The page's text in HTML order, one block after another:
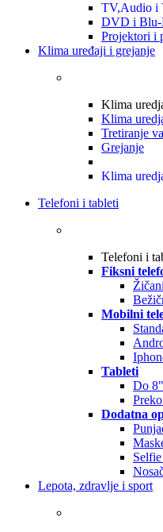
TV,Audio i
DVD i Blu-
Projektori i
Klima uređaji i grejanje
Klima
Klima
Tretiranje
Grejanje
Klima
Telefoni i tableti
Telefoni i
Fiksni
Žičani
Mobilni
Tableti
Do 8"
Dodatna
Lepota, zdravlje i sport